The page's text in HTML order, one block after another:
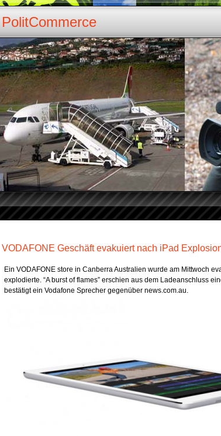
PolitCommerce
VODAFONE Geschäft evakuiert nach iPad
Ein VODAFONE store in Canberra Australien wurde am Mittwoch
explodierte. “A burst of flames” erschien aus dem Ladeanschluss
bestätigt ein Vodafone Sprecher gegenüber news.com.au.